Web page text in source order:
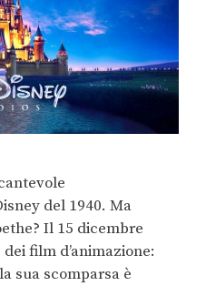
del 1940. Ma
Il 15 dicembre
film d’animazione:
sua scomparsa è